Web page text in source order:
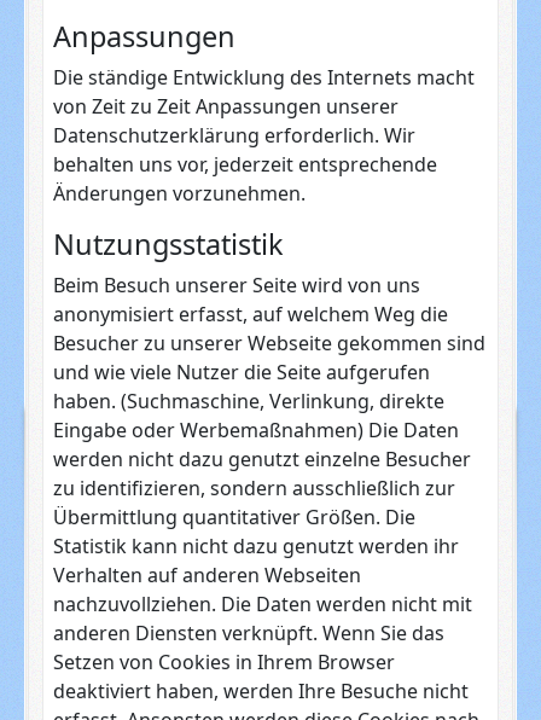
Anpassungen
Die ständige Entwicklung des Internets macht
von Zeit zu Zeit Anpassungen unserer
Datenschutzerklärung erforderlich. Wir
behalten uns vor, jederzeit entsprechende
Änderungen vorzunehmen.
Nutzungsstatistik
Beim Besuch unserer Seite wird von uns
anonymisiert erfasst, auf welchem Weg die
Besucher zu unserer Webseite gekommen sind
und wie viele Nutzer die Seite aufgerufen
haben. (Suchmaschine, Verlinkung, direkte
Eingabe oder Werbemaßnahmen) Die Daten
werden nicht dazu genutzt einzelne Besucher
zu identifizieren, sondern ausschließlich zur
Übermittlung quantitativer Größen. Die
Statistik kann nicht dazu genutzt werden ihr
Verhalten auf anderen Webseiten
nachzuvollziehen. Die Daten werden nicht mit
anderen Diensten verknüpft. Wenn Sie das
Setzen von Cookies in Ihrem Browser
deaktiviert haben, werden Ihre Besuche nicht